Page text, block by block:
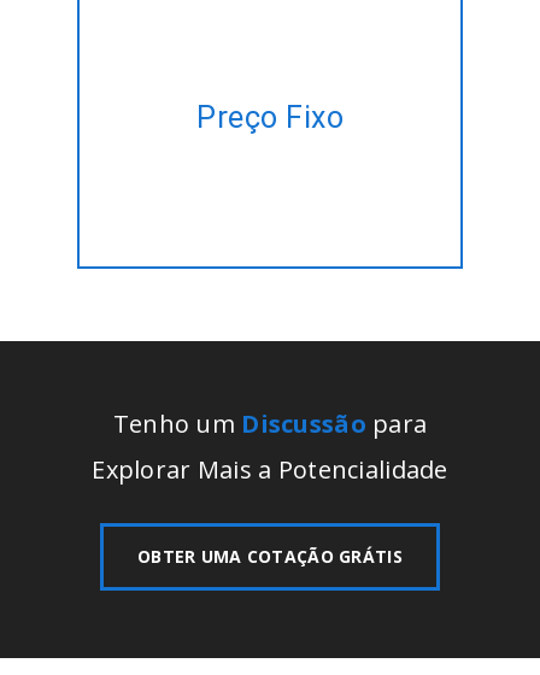
Preço Fixo
não há tempo para gerenciar?
Vamos fazer isso por você a
Tenho um Discussão para
Explorar Mais a Potencialidade
OBTER UMA COTAÇÃO GRÁTIS